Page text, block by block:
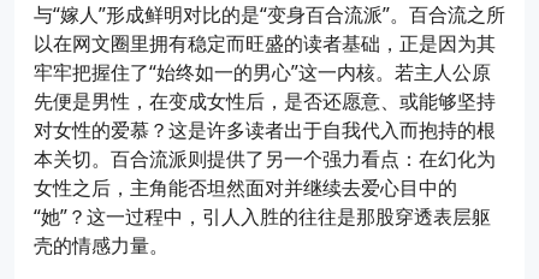
与“嫁人”形成鲜明对比的是“变身百合流派”。百合流之所
以在网文圈里拥有稳定而旺盛的读者基础，正是因为其
牢牢把握住了“始终如一的男心”这一内核。若主人公原
先便是男性，在变成女性后，是否还愿意、或能够坚持
对女性的爱慕？这是许多读者出于自我代入而抱持的根
本关切。百合流派则提供了另一个强力看点：在幻化为
女性之后，主角能否坦然面对并继续去爱心目中的
“她”？这一过程中，引人入胜的往往是那股穿透表层躯
壳的情感力量。